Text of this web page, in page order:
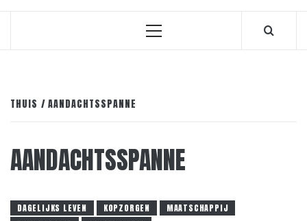
Primair
THUIS AANDACHTSSPANNE
AANDACHTSSPANNE
DAGELIJKS LEVEN KOPZORGEN
MAATSCHAPPIJ